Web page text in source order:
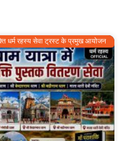
धर्म रहस्य सेवा ट्रस्ट के प्रमुख आयोजन